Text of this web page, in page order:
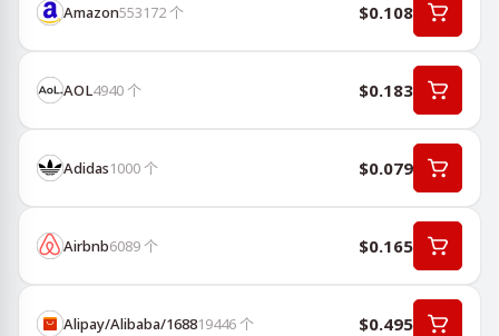
Amazon553172个 $0.108
AOL4940个 $0.183
Adidas1000个 $0.079
Airbnb6089个 $0.165
Alipay/Alibaba/168819446个 $0.495